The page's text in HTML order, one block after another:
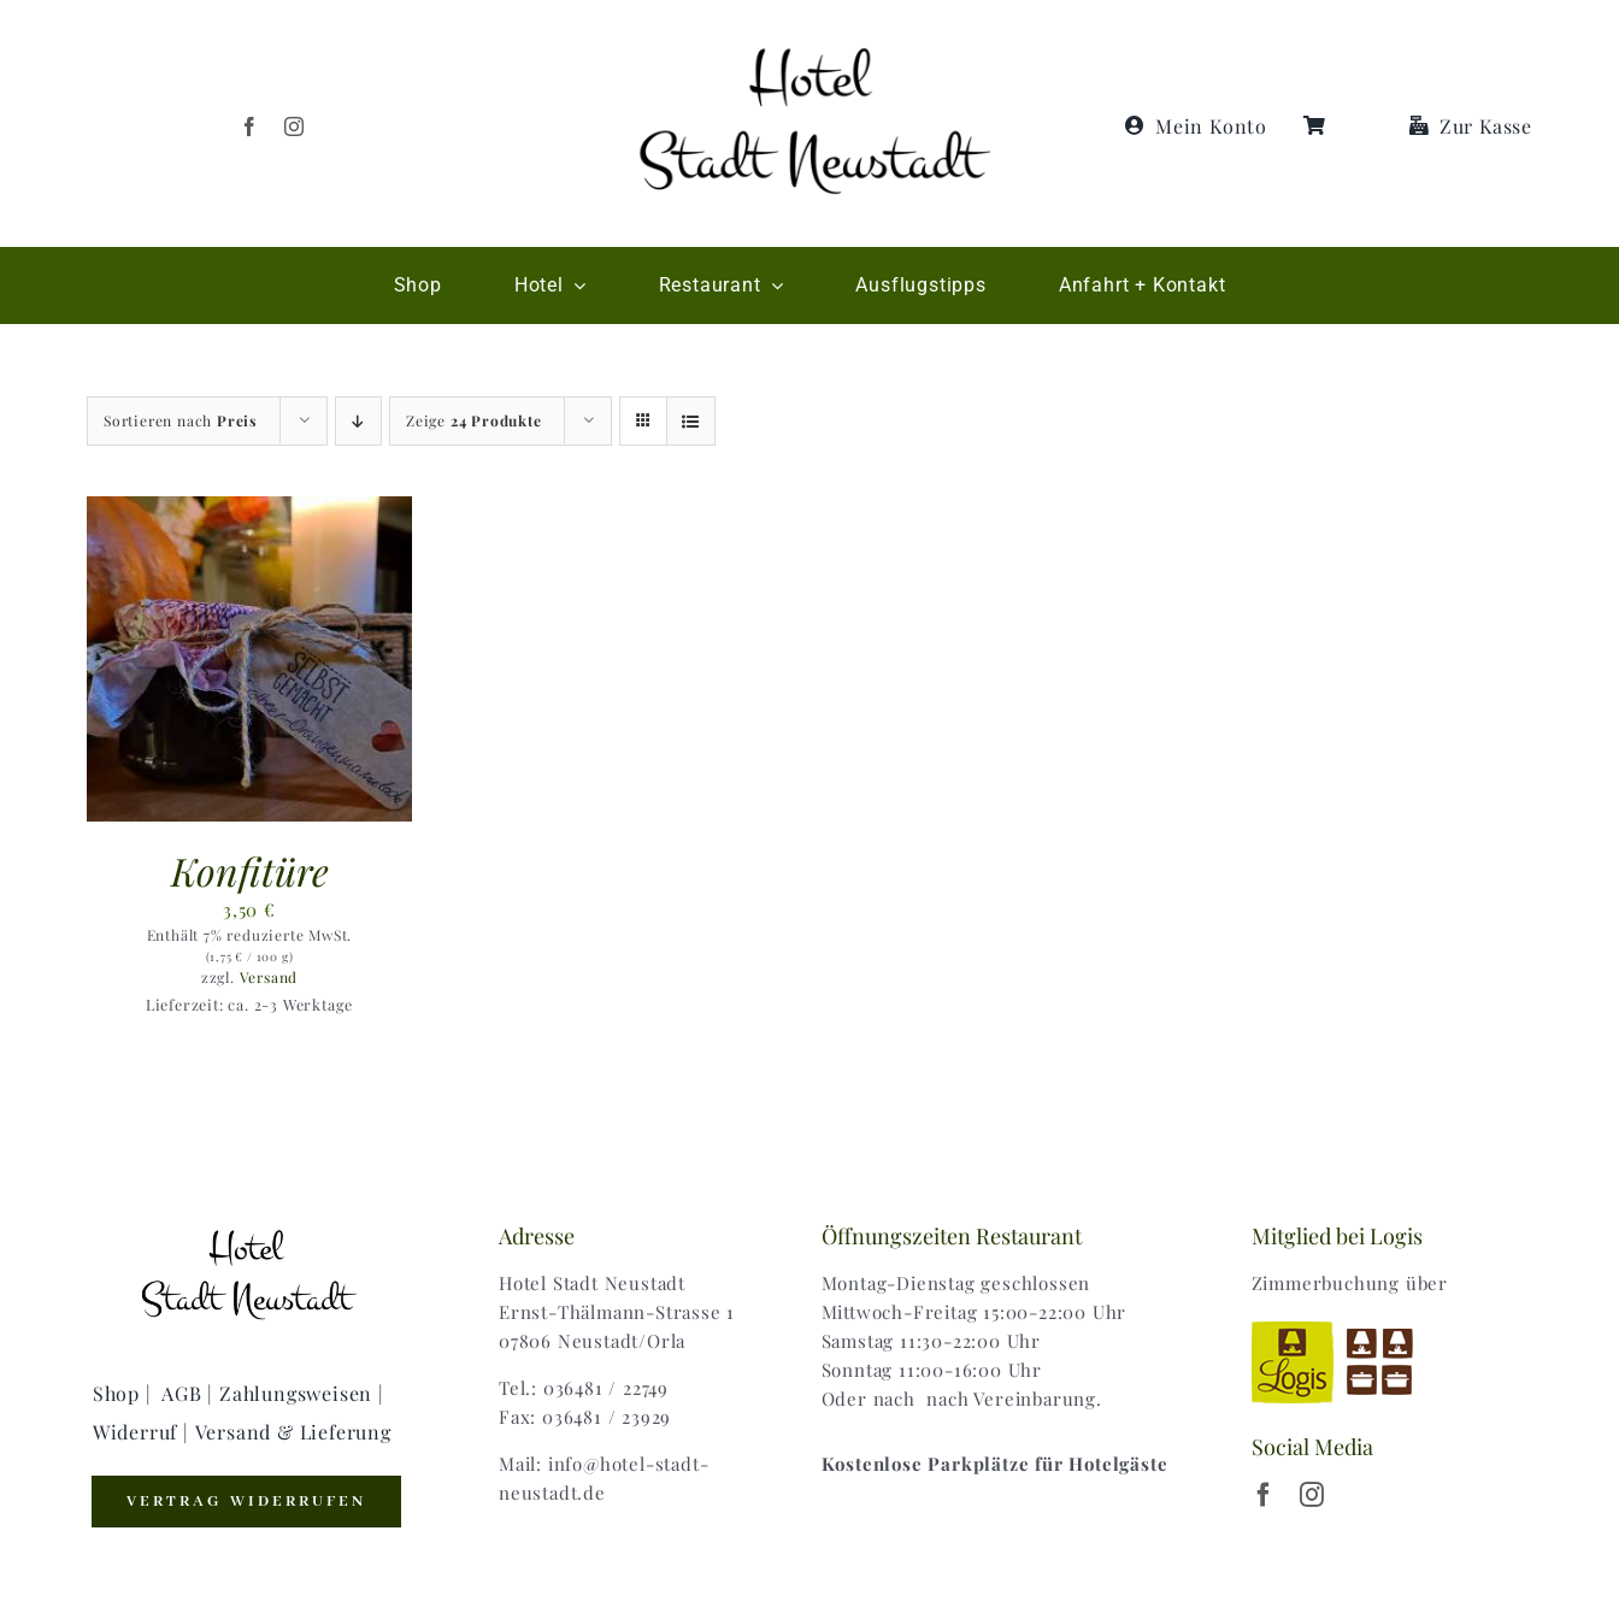
Mein Konto Zur Kasse
Shop Hotel Restaurant Ausflugstipps Anfahrt + Kontakt
Sortieren nach Preis Zeige 24 Produkte
Konfitüre
3,50€
Enthält 7% reduzierte MwSt.
(1,75€ / 100 g)
zzgl. Versand
Lieferzeit: ca. 2-3 Werktage
Shop | AGB | Zahlungsweisen |
Widerruf | Versand & Lieferung
VERTRAG WIDERRUFEN
Adresse
Hotel Stadt Neustadt
Ernst-Thälmann-Strasse 1
07806 Neustadt/Orla
Tel.: 036481 / 22749
Fax: 036481 / 23929
Mail: info@hotel-stadt-
neustadt.de
Öffnungszeiten Restaurant
Montag-Dienstag geschlossen
Mittwoch-Freitag 15:00-22:00 Uhr
Samstag 11:30-22:00 Uhr
Sonntag 11:00-16:00 Uhr
Oder nach nach Vereinbarung.
Kostenlose Parkplätze für Hotelgäste
Mitglied bei Logis
Zimmerbuchung über
Social Media